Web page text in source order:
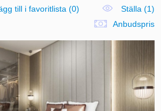
till i favoritlista (0)
Ställa (1)
Anbudspris